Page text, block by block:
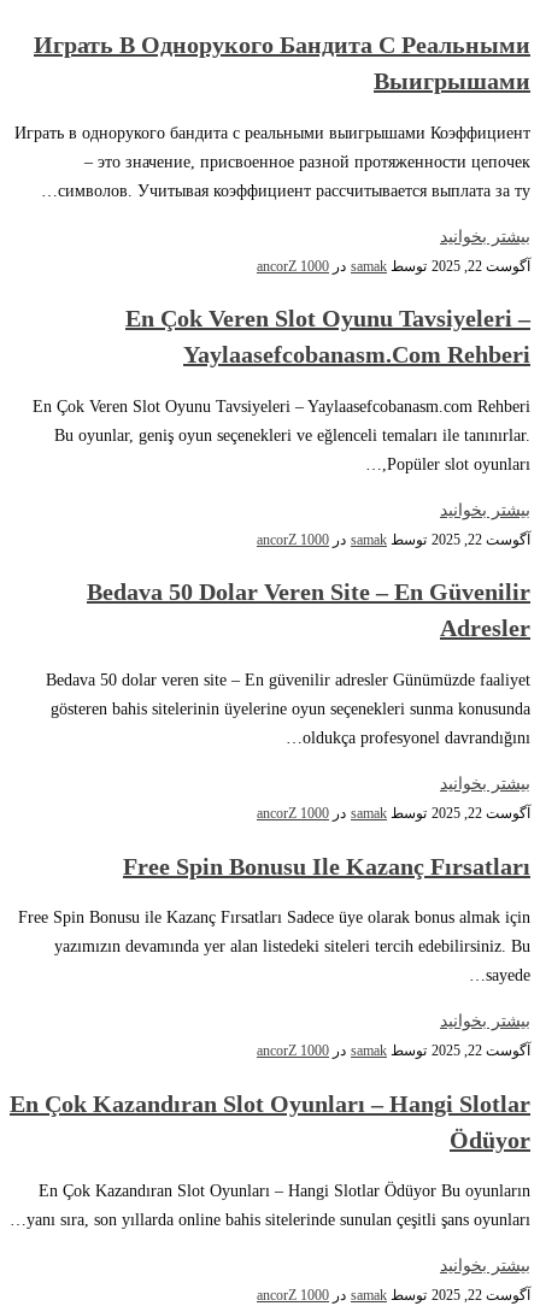
Играть В Однорукого Бандита С Реальными
Выигрышами
Играть в однорукого бандита с реальными выигрышами Коэффициент
– это значение, присвоенное разной протяженности цепочек
символов. Учитывая коэффициент рассчитывается выплата за ту…
بیشتر بخوانید
آگوست 22, 2025 توسط samak در ancorZ 1000
En Çok Veren Slot Oyunu Tavsiyeleri –
Yaylaasefcobanasm.com Rehberi
En Çok Veren Slot Oyunu Tavsiyeleri – Yaylaasefcobanasm.com Rehberi
Bu oyunlar, geniş oyun seçenekleri ve eğlenceli temaları ile tanınırlar.
Popüler slot oyunları,…
بیشتر بخوانید
آگوست 22, 2025 توسط samak در ancorZ 1000
Bedava 50 Dolar Veren Site – En Güvenilir
Adresler
Bedava 50 dolar veren site – En güvenilir adresler Günümüzde faaliyet
gösteren bahis sitelerinin üyelerine oyun seçenekleri sunma konusunda
oldukça profesyonel davrandığını…
بیشتر بخوانید
آگوست 22, 2025 توسط samak در ancorZ 1000
Free Spin Bonusu Ile Kazanç Fırsatları
Free Spin Bonusu ile Kazanç Fırsatları Sadece üye olarak bonus almak için
yazımızın devamında yer alan listedeki siteleri tercih edebilirsiniz. Bu
sayede…
بیشتر بخوانید
آگوست 22, 2025 توسط samak در ancorZ 1000
En Çok Kazandıran Slot Oyunları – Hangi Slotlar
Ödüyor
En Çok Kazandıran Slot Oyunları – Hangi Slotlar Ödüyor Bu oyunların
yanı sıra, son yıllarda online bahis sitelerinde sunulan çeşitli şans oyunları…
بیشتر بخوانید
آگوست 22, 2025 توسط samak در ancorZ 1000